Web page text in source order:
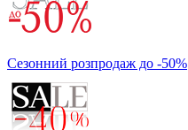
Сезонний розпродаж до -50%